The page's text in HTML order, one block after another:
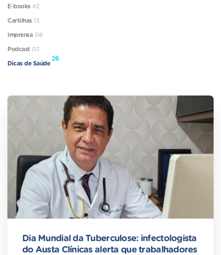
Dia Mundial da Tuberculose: infectologista
do Austa Clínicas alerta que trabalhadores
E-books 42
Cartilhas13
Imprensa 06
Podcast 02
Dicas de Saúde
26